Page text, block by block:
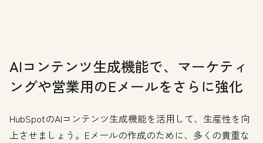
AIコンテンツ生成機能で、マーケティ
ングや営業用のEメールをさらに強化
HubSpotのAIコンテンツ生成機能を活用して、生産性を向
上させましょう。Eメールの作成のために、多くの貴重な